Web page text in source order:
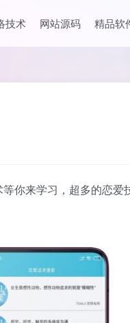
技术 网站源码 精品软
你来学习，超多的恋爱